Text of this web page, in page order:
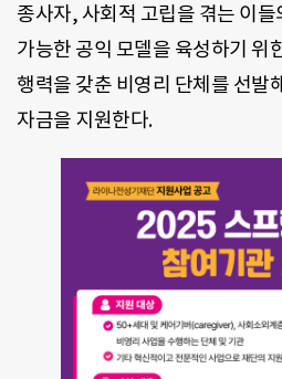
종사자, 사회적 고립을 겪는 이
가능한 공익 모델을 육성하기 위
행력을 갖춘 비영리 단체를 선발
자금을 지원한다.